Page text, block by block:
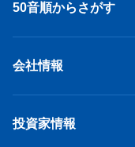
50音順からさがす
会社情報
投資家情報